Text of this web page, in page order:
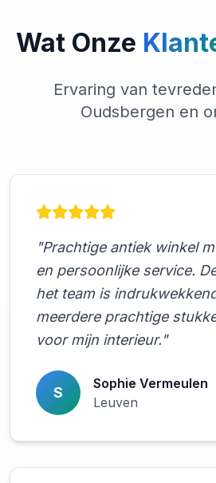
Wat Onze
Ervaring van
Oudsbergen en
"Prachtige antiek winkel
en persoonlijke service.
het team is
meerdere prachtige
voor mijn interieur."
S
Sophie Vermeulen
Leuven